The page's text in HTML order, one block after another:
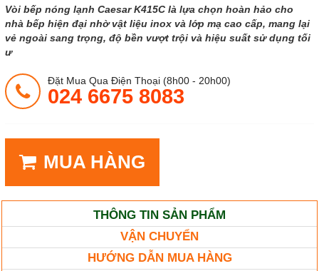
Vòi bếp nóng lạnh Caesar K415C là lựa chọn hoàn hảo cho
nhà bếp hiện đại nhờ vật liệu inox và lớp mạ cao cấp, mang lại
vẻ ngoài sang trọng, độ bền vượt trội và hiệu suất sử dụng tối
ư
Đặt Mua Qua Điện Thoại (8h00 - 20h00)
024 6675 8083
MUA HÀNG
THÔNG TIN SẢN PHẨM
VẬN CHUYỂN
HƯỚNG DẪN MUA HÀNG